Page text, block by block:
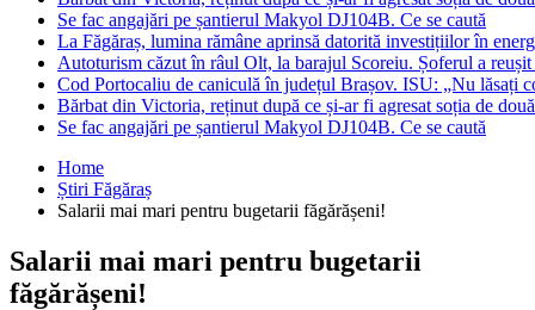
Se fac angajări pe șantierul Makyol DJ104B. Ce se caută
La Făgăraș, lumina rămâne aprinsă datorită investițiilor în
Autoturism căzut în râul Olt, la barajul Scoreiu. Șoferul a reușit
Cod Portocaliu de caniculă în județul Brașov. ISU: „Nu lăsați
Bărbat din Victoria, reținut după ce și-ar fi agresat soția de
Se fac angajări pe șantierul Makyol DJ104B. Ce se caută
Home
Știri Făgăraș
Salarii mai mari pentru bugetarii făgărășeni!
Salarii mai mari pentru bugetarii
făgărășeni!